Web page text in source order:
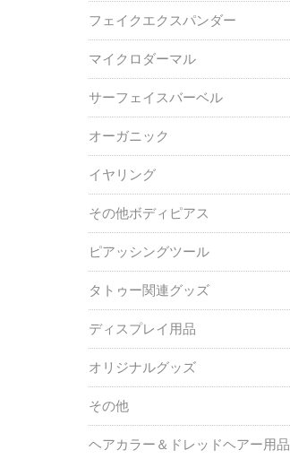
フェイクエクスパンダー
マイクロダーマル
サーフェイスバーベル
オーガニック
イヤリング
その他ボディピアス
ピアッシングツール
タトゥー関連グッズ
ディスプレイ用品
オリジナルグッズ
その他
ヘアカラー＆ドレッドヘアー用品